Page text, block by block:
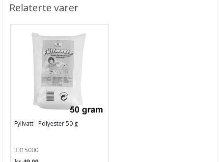
Relaterte varer
Fyllvatt - Polyester 50 g
3315000